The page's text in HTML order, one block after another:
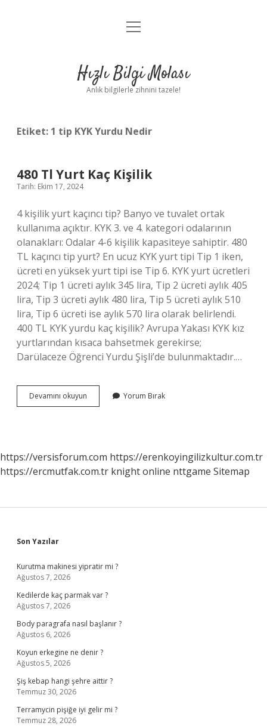
Anasayfa
Yasal Uyarı
menüyü
Hızlı Bilgi Molası
Anlık bilgilerle zihnini tazele!
Etiket: 1 tip KYK Yurdu Nedir
480 Tl Yurt Kaç Kişilik
Tarih: Ekim 17, 2024
4 kişilik yurt kaçıncı tip? Banyo ve tuvalet ortak
kullanıma açıktır. KYK 3. ve 4. kategori odalarının
olanakları: Odalar 4-6 kişilik kapasiteye sahiptir. 480
TL kaçıncı tip yurt? En ucuz KYK yurt tipi Tip 1 iken,
ücreti en yüksek yurt tipi ise Tip 6. KYK yurt ücretleri
2024; Tip 1 ücreti aylık 345 lira, Tip 2 ücreti aylık 405
lira, Tip 3 ücreti aylık 480 lira, Tip 5 ücreti aylık 510
lira, Tip 6 ücreti ise aylık 570 lira olarak belirlendi.
400 TL KYK yurdu kaç kişilik? Avrupa Yakası KYK kız
yurtlarından kısaca bahsetmek gerekirse;
Darülaceze Öğrenci Yurdu Şişli’de bulunmaktadır.…
Devamını okuyun
Tl
Yorum Bırak
https://versisforum.com https://erenkoyingilizkultur.com.tr
https://ercmutfak.com.tr knight online nttgame Sitemap
Sidebar
Son Yazılar
Kurutma makinesi yipratir mi ?
Ağustos 7, 2026
Kedilerde kaç parmak var ?
Ağustos 7, 2026
Body paragrafa nasıl başlanır ?
Ağustos 6, 2026
Koyun erkegine ne denir ?
Ağustos 5, 2026
Şiş kebap hangi şehre aittir ?
Temmuz 30, 2026
Terramycin pişiğe iyi gelir mi ?
Temmuz 28, 2026